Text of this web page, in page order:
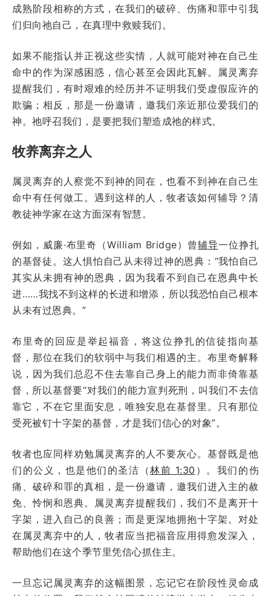
成熟阶段相称的方式，在我们的破碎、伤痛和罪中引我
们归向祂自己，在真理中救赎我们。
如果不能指认并正视这些实情，人就可能对神在自己生
命中的作为深感困惑，信心甚至会因此瓦解。属灵离弃
提醒我们，有时艰难的经历并不证明我们受虚假应许的
欺骗；相反，那是一份邀请，邀我们亲近那位爱我们的
神。祂呼召我们，是要把我们塑造成祂的样式。
牧养离弃之人
属灵离弃的人察觉不到神的同在，也看不到神在自己生
命中有任何做工。遇到这样的人，牧者该如何辅导？清
教徒神学家在这方面深有智慧。
例如，威廉·布里奇（William Bridge）曾辅导一位挣扎
的基督徒。这人惧怕自己从未得过神的恩典：“我怕自己
其实从未拥有神的恩典，因为我看不到自己在恩典中长
进……我找不到这样的长进和增添，所以我恐怕自己根本
从未有过恩典。”
布里奇的回应是举起福音，将这位挣扎的信徒指向基
督，那位在我们的软弱中与我们相遇的主。布里奇解释
说，因为我们总忍不住去靠自己身上的能力而非倚靠基
督，所以基督要“对我们的能力宣判死刑，叫我们不去信
靠它，不在它里面安息，唯独安息在基督里。只有那位
受死被钉十字架的基督，才是我们信心的对象”。
牧者也应同样劝勉属灵离弃的人不要灰心。基督既是他
们的公义，也是他们的圣洁（林前 1:30 ）。我们的伤
痛、破碎和罪的真相，是一份邀请，邀我们进入主的赦
免、怜悯和恩典。属灵离弃提醒我们，我们不是离开十
字架，进入自己的良善；而是更深地拥抱十字架。对处
在属灵离弃中的人，牧者应当把福音应用得愈发深入，
帮助他们在这个季节里凭信心抓住主。
一旦忘记属灵离弃的这幅图景，忘记它在阶段性灵命成